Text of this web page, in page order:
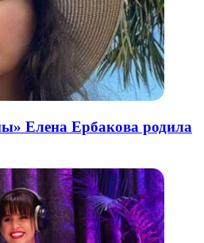
Елена Ербакова родила